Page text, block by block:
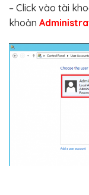
– Click vào tài
khoản